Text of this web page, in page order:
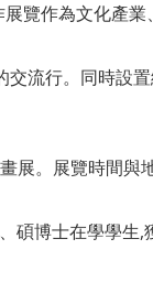
覽作為文化產業
流行。同時設
。展覽時間與
博士在學學生,